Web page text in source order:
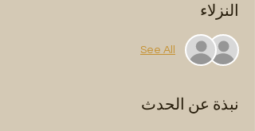
النزلاء
See All
نبذة عن الحدث